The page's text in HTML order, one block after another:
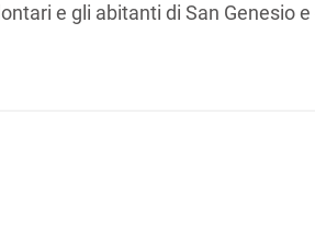
e gli abitanti di San Genesio